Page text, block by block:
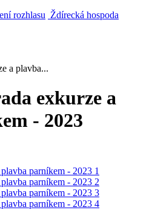
rozhlasu Ždírecká hospoda
a plavba...
exkurze a
- 2023